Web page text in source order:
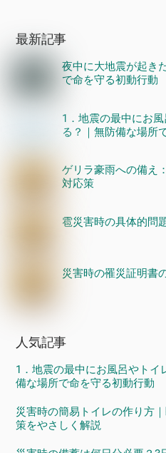
最新記事
夜中に大地震が起き
で命を守る初動行動
1．地震の最中にお
る？｜無防備な場所
ゲリラ豪雨への備え
対応策
雹災害時の具体的問
災害時の罹災証明書
人気記事
1．地震の最中にお風呂やト
備な場所で命を守る初動行動
災害時の簡易トイレの作り方
策をやさしく解説